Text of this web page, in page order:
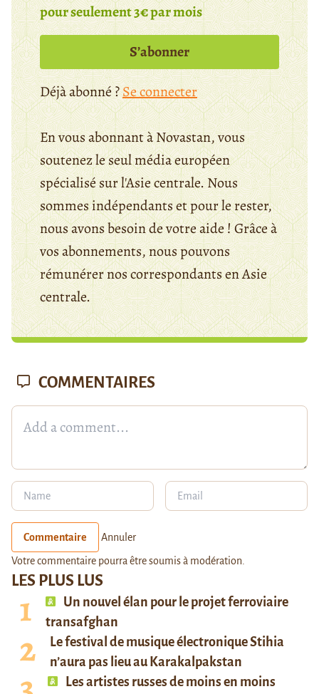
pour seulement 3€ par mois
S’abonner
Déjà abonné ?Se connecter
En vous abonnant à Novastan, vous
soutenez le seul média européen
spécialisé sur l'Asie centrale. Nous
sommes indépendants et pour le rester,
nous avons besoin de votre aide ! Grâce à
vos abonnements, nous pouvons
rémunérer nos correspondants en Asie
centrale.
LES PLUS LUS
Un nouvel élan pour le projet ferroviaire
transafghan
Le festival de musique électronique Stihia
n’aura pas lieu au Karakalpakstan
Les artistes russes de moins en moins
COMMENTAIRES
Commentaire Annuler
Votre commentaire pourra être soumis à modération.